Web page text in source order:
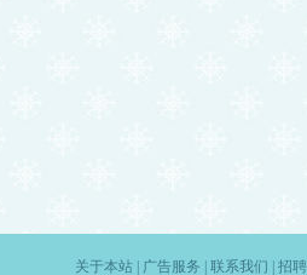
关于本站 广告服务 联系我们 招